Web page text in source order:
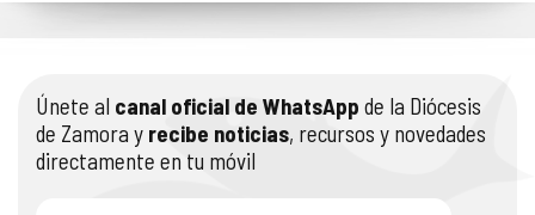
Únete al canal oficial de WhatsApp de la Diócesis
de Zamora y recibe noticias, recursos y novedades
directamente en tu móvil